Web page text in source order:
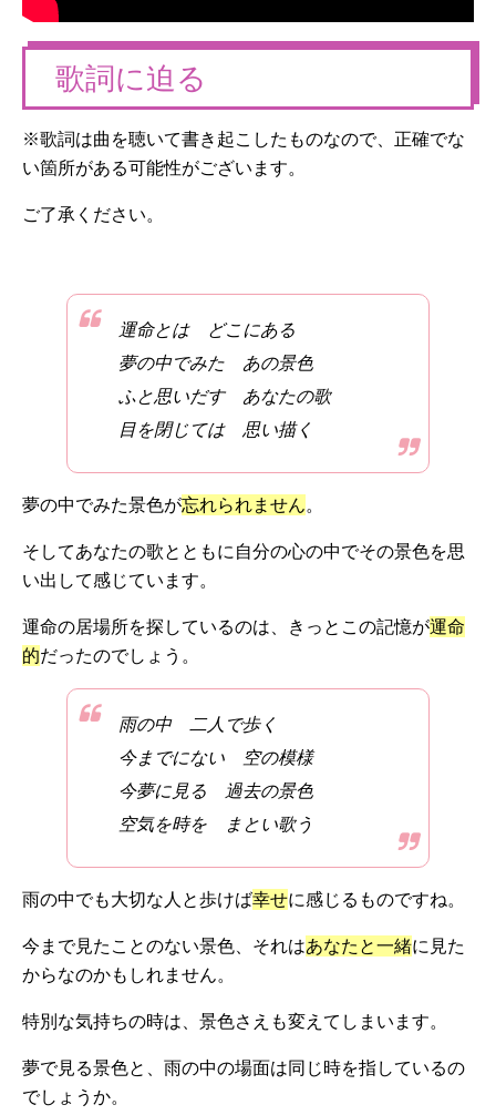
歌詞に迫る
※歌詞は曲を聴いて書き起こしたものなので、正確でな
い箇所がある可能性がございます。
ご了承ください。
運命とは どこにある
夢の中でみた あの景色
ふと思いだす あなたの歌
目を閉じては 思い描く
夢の中でみた景色が忘れられません。
そしてあなたの歌とともに自分の心の中でその景色を思
い出して感じています。
運命の居場所を探しているのは、きっとこの記憶が運命
的だったのでしょう。
雨の中 二人で歩く
今までにない 空の模様
今夢に見る 過去の景色
空気を時を まとい歌う
雨の中でも大切な人と歩けば幸せに感じるものですね。
今まで見たことのない景色、それはあなたと一緒に見た
からなのかもしれません。
特別な気持ちの時は、景色さえも変えてしまいます。
夢で見る景色と、雨の中の場面は同じ時を指しているの
でしょうか。